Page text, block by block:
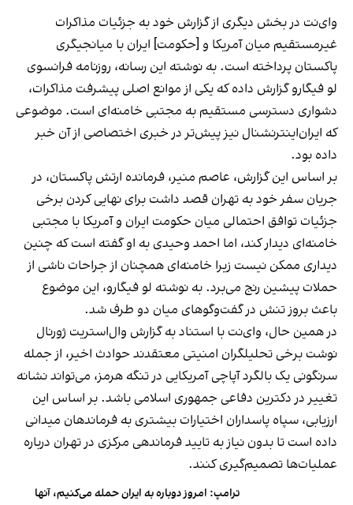
وای‌نت در بخش دیگری از گزارش خود به جزئیات مذاکرات
غیرمستقیم میان آمریکا و [حکومت] ایران با میانجیگری
پاکستان پرداخته است. به نوشته این رسانه، روزنامه فرانسوی
لو فیگارو گزارش داده که یکی از موانع اصلی پیشرفت مذاکرات،
دشواری دسترسی مستقیم به مجتبی خامنه‌ای است. موضوعی
که ایران‌اینترنشنال نیز پیش‌تر در خبری اختصاصی از آن خبر
داده بود.
بر اساس این گزارش، عاصم منیر، فرمانده ارتش پاکستان، در
جریان سفر خود به تهران قصد داشت برای نهایی کردن برخی
جزئیات توافق احتمالی میان حکومت ایران و آمریکا با مجتبی
خامنه‌ای دیدار کند، اما احمد وحیدی به او گفته است که چنین
دیداری ممکن نیست زیرا خامنه‌ای همچنان از جراحات ناشی از
حملات پیشین رنج می‌برد. به نوشته لو فیگارو، این موضوع
باعث بروز تنش در گفت‌وگوهای میان دو طرف شد.
در همین حال، وای‌نت با استناد به گزارش وال‌استریت ژورنال
نوشت برخی تحلیلگران امنیتی معتقدند حوادث اخیر، از جمله
سرنگونی یک بالگرد آپاچی آمریکایی در تنگه هرمز، می‌تواند نشانه
تغییر در دکترین دفاعی جمهوری اسلامی باشد. بر اساس این
ارزیابی، سپاه پاسداران اختیارات بیشتری به فرماندهان میدانی
داده است تا بدون نیاز به تایید فرماندهی مرکزی در تهران درباره
عملیات‌ها تصمیم‌گیری کنند.
ترامپ: امروز دوباره به ایران حمله می‌کنیم، آنها